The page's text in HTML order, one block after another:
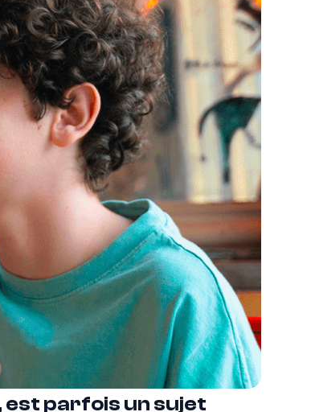
est parfois un sujet